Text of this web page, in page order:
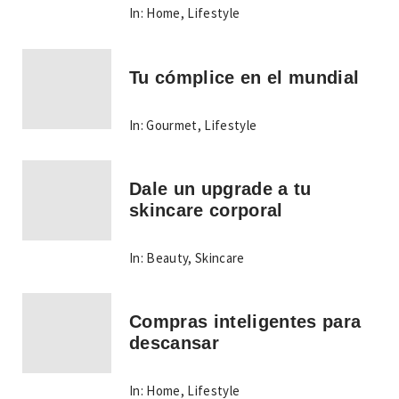
In: Home, Lifestyle
Tu cómplice en el mundial
In: Gourmet, Lifestyle
Dale un upgrade a tu
skincare corporal
In: Beauty,Skincare
Compras inteligentes para
descansar
In: Home, Lifestyle